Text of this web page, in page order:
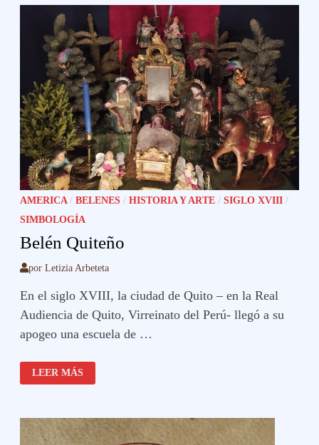
AMERICA /BELENES /HISTORIA Y ARTE /SIGLO XVIII /
SIMBOLOGÍA
Belén Quiteño
porLetizia Arbeteta
En el siglo XVIII, la ciudad de Quito – en la Real
Audiencia de Quito, Virreinato del Perú- llegó a su
apogeo una escuela de …
BELÉN
QUITEÑO
LEER MÁS